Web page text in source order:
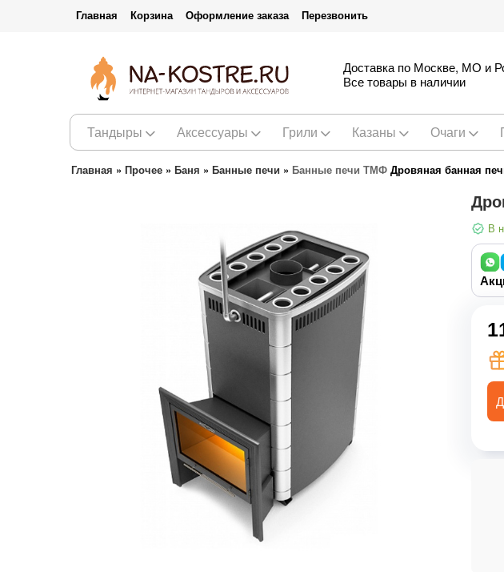
Главная Корзина Оформление заказа Перезвонить
Доставка по Москве, МО и
Все товары в наличии
Тандыры Аксессуары Грили Казаны Очаги
Главная » Прочее » Баня » Банные печи » Банные печи ТМФ Дровяная банная
В